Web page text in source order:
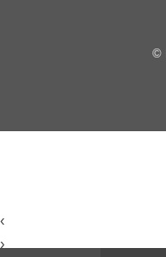
©
‹
›